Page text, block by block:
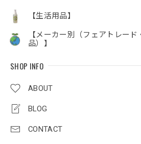
【生活用品】
【メーカー別（フェアトレー
品）】
SHOP INFO
ABOUT
BLOG
CONTACT